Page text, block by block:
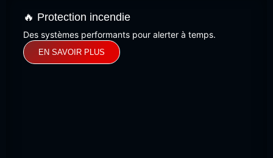
🔥 Protection incendie
Des systèmes performants pour alerter à temps.
EN SAVOIR PLUS